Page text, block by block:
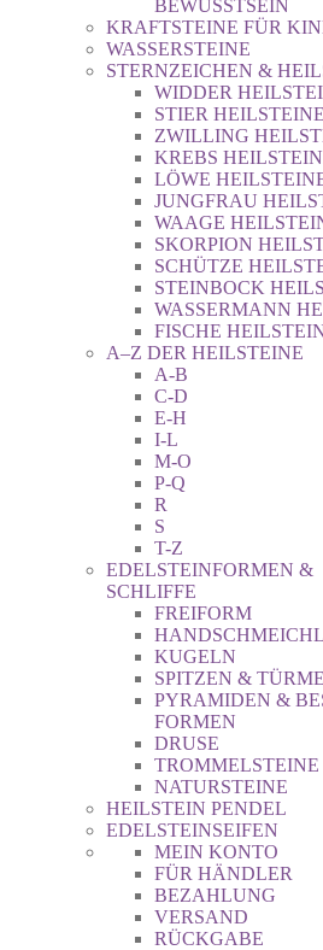
BEWUSSTSEIN
KRAFTSTEINE FÜR
WASSERSTEINE
STERNZEICHEN &
WIDDER
STIER HEILSTEINE
ZWILLING
KREBS
LÖWE
JUNGFRAU
WAAGE
SKORPION
SCHÜTZE
STEINBOCK
WASSERMANN
FISCHE
A–Z DER HEILSTEINE
A-B
C-D
E-H
I-L
M-O
P-Q
R
S
T-Z
EDELSTEINFORMEN &
SCHLIFFE
FREIFORM
KUGELN
SPITZEN & TÜRME
PYRAMIDEN &
FORMEN
DRUSE
TROMMELSTEINE
NATURSTEINE
HEILSTEIN PENDEL
EDELSTEINSEIFEN
MEIN KONTO
FÜR HÄNDLER
BEZAHLUNG
VERSAND
RÜCKGABE